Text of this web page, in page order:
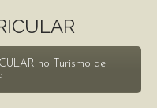
no Turismo de